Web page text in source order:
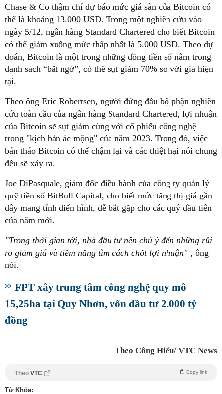
Chase & Co thậm chí dự báo mức giá sàn của Bitcoin có
thể là khoảng 13.000 USD. Trong một nghiên cứu vào
ngày 5/12, ngân hàng Standard Chartered cho biết Bitcoin
có thể giảm xuống mức thấp nhất là 5.000 USD. Theo dự
đoán, Bitcoin là một trong những đồng tiền số nằm trong
danh sách “bất ngờ”, có thể sụt giảm 70% so với giá hiện
tại.
Theo ông Eric Robertsen, người đứng đầu bộ phận nghiên
cứu toàn cầu của ngân hàng Standard Chartered, lợi nhuận
của Bitcoin sẽ sụt giảm cùng với cổ phiếu công nghệ
trong "kịch bản ác mộng" của năm 2023. Trong đó, việc
bán tháo Bitcoin có thể chậm lại và các thiệt hại nói chung
đều sẽ xảy ra.
Joe DiPasquale, giám đốc điều hành của công ty quản lý
quỹ tiền số BitBull Capital, cho biết mức tăng thị giá gần
đây mang tính điển hình, dễ bắt gặp cho các quý đầu tiên
của năm mới.
"Trong thời gian tới, nhà đầu tư nên chú ý đến những rủi
ro giảm giá và tiềm năng tìm cách chốt lợi nhuận" , ông
nói.
FPT xây trung tâm công nghệ quy mô
15,25ha tại Quy Nhơn, vốn đầu tư 2.000 tỷ
đồng
Theo Công Hiếu/ VTC News
Theo VTC Copy link
Từ Khóa: